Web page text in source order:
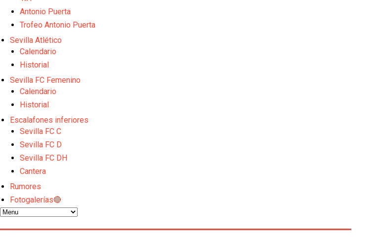
Odysseas Vlachodimos: “El objetivo es mejorar la temporada pasada”
El Sevilla FC empieza a inscribir a los nuevos fichajes
El Sevilla oficializa el traspaso de Sow
Antonio Puerta
Trofeo Antonio Puerta
Sevilla Atlético
Calendario
Historial
Sevilla FC Femenino
Calendario
Historial
Escalafones inferiores
Sevilla FC C
Sevilla FC D
Sevilla FC DH
Cantera
Rumores
Fotogalerías🔴